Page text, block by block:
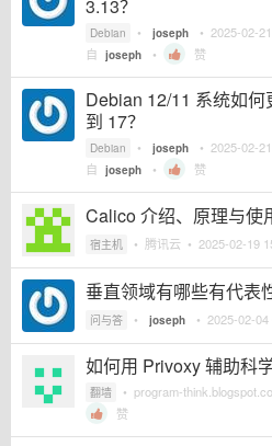
3.13？
Debian • joseph • 2025-02-
自 joseph • 赞
Debian 12/11 系统如
到 17？
Debian • joseph • 2025-02-
自 joseph • 赞
Calico 介绍、原理与使
宿主机 • 腾讯云 • 2025-02-19
垂直领域有哪些有代表
问与答 • joseph • 2025-02-
如何用 Privoxy 辅助科
翻墙 • program-
赞